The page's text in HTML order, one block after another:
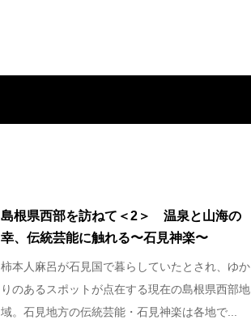
島根県西部を訪ねて＜2＞ 温泉と山海の
幸、伝統芸能に触れる〜石見神楽〜
柿本人麻呂が石見国で暮らしていたとされ、ゆか
りのあるスポットが点在する現在の島根県西部地
域。石見地方の伝統芸能・石見神楽は各地で...